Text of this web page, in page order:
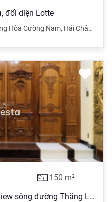
đối diện Lotte
Hòa Cường Nam, Hải Châu
150 m²
Biệt thự Châu Âu mặt tiền view sông đường Thăng Long - Hải Châu - Đà Nẵng